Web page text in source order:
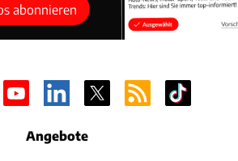
abonnieren
Angebote